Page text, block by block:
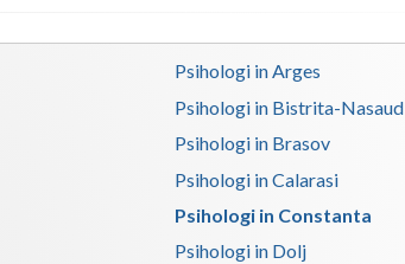
Maramures
Mehedinti
Neamt
Psihologi in Arges
Psihologi in Bistrita-Nasaud
Psihologi in Brasov
Psihologi in Calarasi
Psihologi in Constanta
Psihologi in Dolj